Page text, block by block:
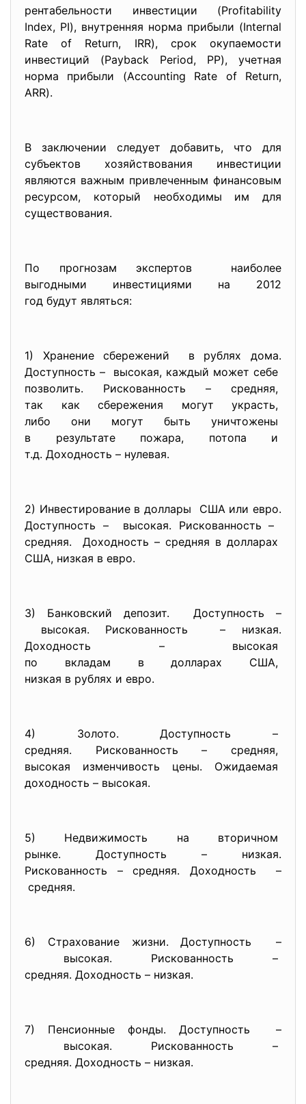
рентабельности инвестиции (Profitability
Index, PI), внутренняя норма прибыли (Internal
Rate of Return, IRR), срок окупаемости
инвестиций (Payback Period, PP), учетная
норма прибыли (Accounting Rate of Return,
ARR).
В заключении следует добавить, что для
субъектов хозяйствования инвестиции
являются важным привлеченным финансовым
ресурсом, который необходимы им для
существования.
По прогнозам экспертов наиболее
выгодными инвестициями на 2012
год будут являться:
1) Хранение сбережений в рублях дома.
Доступность – высокая, каждый может себе
позволить. Рискованность – средняя,
так как сбережения могут украсть,
либо они могут быть уничтожены
в результате пожара, потопа и
т.д. Доходность – нулевая.
2) Инвестирование в доллары США или евро.
Доступность – высокая. Рискованность –
средняя. Доходность – средняя в долларах
США, низкая в евро.
3) Банковский депозит. Доступность –
высокая. Рискованность – низкая.
Доходность – высокая
по вкладам в долларах США,
низкая в рублях и евро.
4) Золото. Доступность –
средняя. Рискованность – средняя,
высокая изменчивость цены. Ожидаемая
доходность – высокая.
5) Недвижимость на вторичном
рынке. Доступность – низкая.
Рискованность – средняя. Доходность –
средняя.
6) Страхование жизни.Доступность –
высокая. Рискованность –
средняя. Доходность – низкая.
7) Пенсионные фонды. Доступность –
высокая. Рискованность –
средняя. Доходность – низкая.